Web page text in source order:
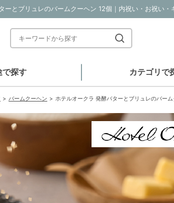
ーとブリュレのバームクーヘン 12個｜内祝い・お祝い
で探す カテゴリで
バームクーヘン ホテルオークラ 発酵バターとブリュレのバー